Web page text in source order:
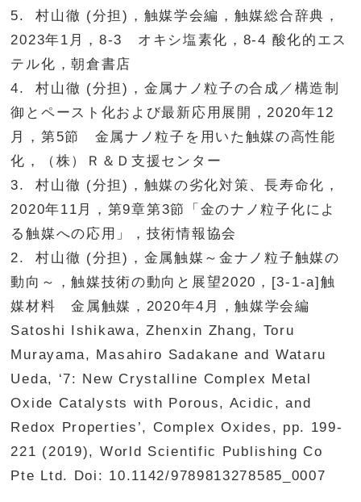
5. 村山徹 (分担)，触媒学会編，触媒総合辞典，
2023年1月，8-3 オキシ塩素化，8-4 酸化的エス
テル化，朝倉書店
4. 村山徹 (分担)，金属ナノ粒子の合成／構造制
御とペースト化および最新応用展開，2020年12
月，第5節 金属ナノ粒子を用いた触媒の高性能
化，（株）Ｒ＆Ｄ支援センター
3. 村山徹 (分担)，触媒の劣化対策、長寿命化，
2020年11月，第9章第3節「金のナノ粒子化によ
る触媒への応用」，技術情報協会
2. 村山徹 (分担)，金属触媒～金ナノ粒子触媒の
動向～，触媒技術の動向と展望2020，[3-1-a]触
媒材料 金属触媒，2020年4月，触媒学会編
Satoshi Ishikawa, Zhenxin Zhang, Toru
Murayama, Masahiro Sadakane and Wataru
Ueda, ‘7: New Crystalline Complex Metal
Oxide Catalysts with Porous, Acidic, and
Redox Properties’, Complex Oxides, pp. 199-
221 (2019), World Scientific Publishing Co
Pte Ltd. Doi: 10.1142/9789813278585_0007